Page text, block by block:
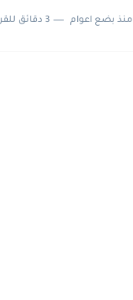
منذ بضع اعوام 3 دقائق للقراءة